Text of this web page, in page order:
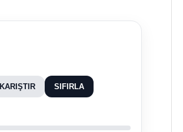
KARIŞTIR SIFIRLA